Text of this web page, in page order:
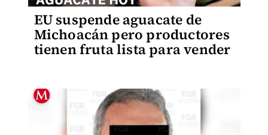
EU suspende aguacate de
Michoacán pero productores
tienen fruta lista para vender